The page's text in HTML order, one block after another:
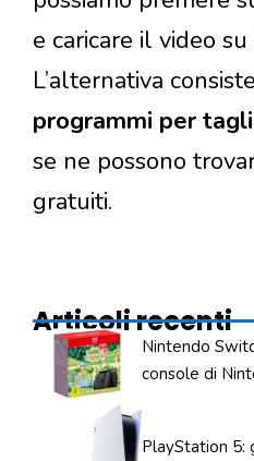
e caricare il video
L’alternativa
programmi per
se ne possono
gratuiti.
Articoli recenti
Nintendo
console di
PlayStation 5: